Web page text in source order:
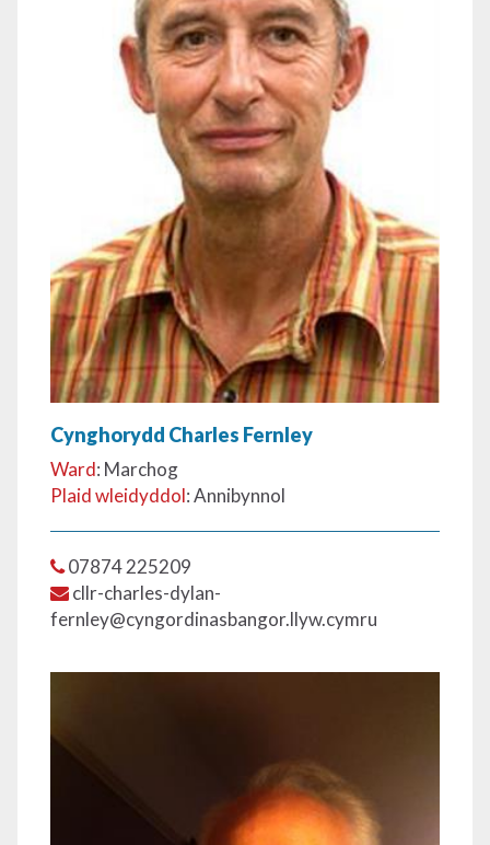
Cynghorydd Charles Fernley
Ward: Marchog
Plaid wleidyddol: Annibynnol
07874 225209
cllr-charles-dylan-
fernley@cyngordinasbangor.llyw.cymru